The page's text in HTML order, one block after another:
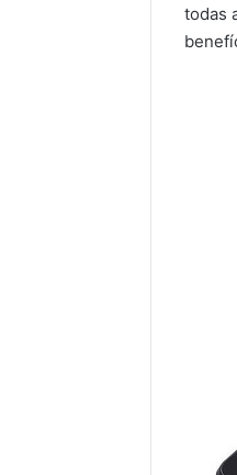
todas